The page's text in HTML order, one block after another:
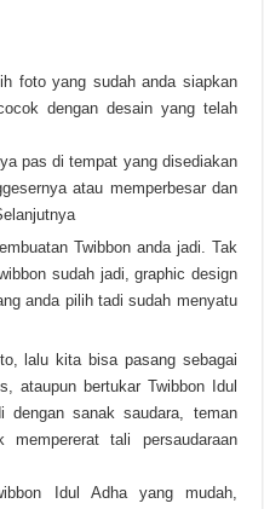
foto yang sudah anda siapkan
dengan desain yang telah
pas di tempat yang disediakan
atau memperbesar dan
Twibbon anda jadi. Tak
sudah jadi, graphic design
anda pilih tadi sudah menyatu
lalu kita bisa pasang sebagai
ataupun bertukar Twibbon Idul
sanak saudara, teman
tali persaudaraan
Idul Adha yang mudah,